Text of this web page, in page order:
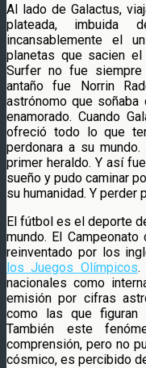
Al lado de Galactus,
plateada, imbuida
incansablemente el
planetas que sacien
Surfer no fue
antaño fue Norrin
astrónomo que
enamorado. Cuando
ofreció todo lo que
perdonara a su
primer heraldo. Y así
sueño y pudo caminar
su humanidad. Y perder
El fútbol es el deporte
mundo. El
reinventado por los
los Juegos Olímpicos.
nacionales como
emisión por cifras
como las que
También este
comprensión, pero no
cósmico, es percibido